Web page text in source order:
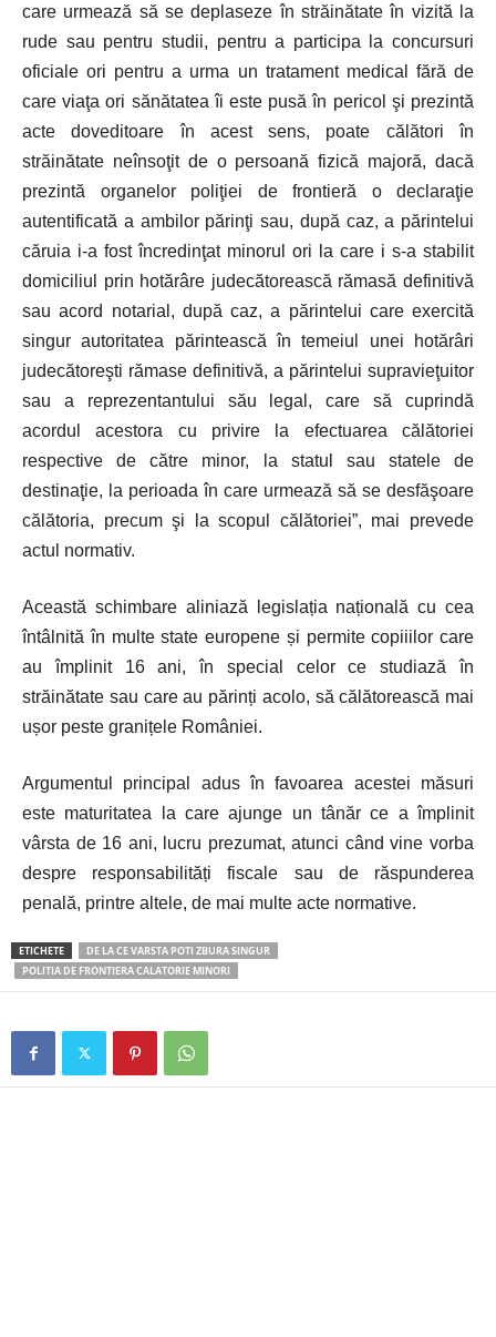
care urmează să se deplaseze în străinătate în vizită la
rude sau pentru studii, pentru a participa la concursuri
oficiale ori pentru a urma un tratament medical fără de
care viaţa ori sănătatea îi este pusă în pericol şi prezintă
acte doveditoare în acest sens, poate călători în
străinătate neînsoţit de o persoană fizică majoră, dacă
prezintă organelor poliţiei de frontieră o declaraţie
autentificată a ambilor părinţi sau, după caz, a părintelui
căruia i-a fost încredinţat minorul ori la care i s-a stabilit
domiciliul prin hotărâre judecătorească rămasă definitivă
sau acord notarial, după caz, a părintelui care exercită
singur autoritatea părintească în temeiul unei hotărâri
judecătoreşti rămase definitivă, a părintelui supravieţuitor
sau a reprezentantului său legal, care să cuprindă
acordul acestora cu privire la efectuarea călătoriei
respective de către minor, la statul sau statele de
destinaţie, la perioada în care urmează să se desfăşoare
călătoria, precum şi la scopul călătoriei”, mai prevede
actul normativ.
Această schimbare aliniază legislația națională cu cea
întâlnită în multe state europene și permite copiiilor care
au împlinit 16 ani, în special celor ce studiază în
străinătate sau care au părinți acolo, să călătorească mai
ușor peste granițele României.
Argumentul principal adus în favoarea acestei măsuri
este maturitatea la care ajunge un tânăr ce a împlinit
vârsta de 16 ani, lucru prezumat, atunci când vine vorba
despre responsabilități fiscale sau de răspunderea
penală, printre altele, de mai multe acte normative.
ETICHETE
DE LA CE VARSTA POTI ZBURA SINGUR
POLITIA DE FRONTIERA CALATORIE MINORI